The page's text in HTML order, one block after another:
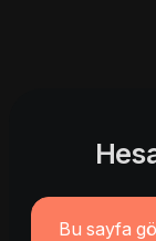
Bu sayfa